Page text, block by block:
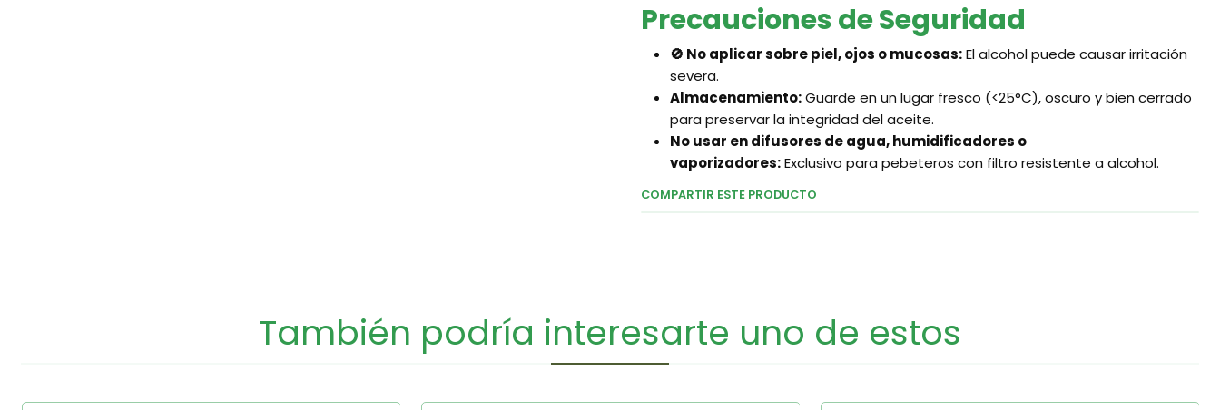
Precauciones de Seguridad
🚫 No aplicar sobre piel, ojos o mucosas:El alcohol puede causar irritación
severa.
Almacenamiento:Guarde en un lugar fresco (<25°C), oscuro y bien cerrado
para preservar la integridad del aceite.
No usar en difusores de agua, humidificadores o
vaporizadores:Exclusivo para pebeteros con filtro resistente a alcohol.
COMPARTIR ESTE PRODUCTO
También podría interesarte uno de estos